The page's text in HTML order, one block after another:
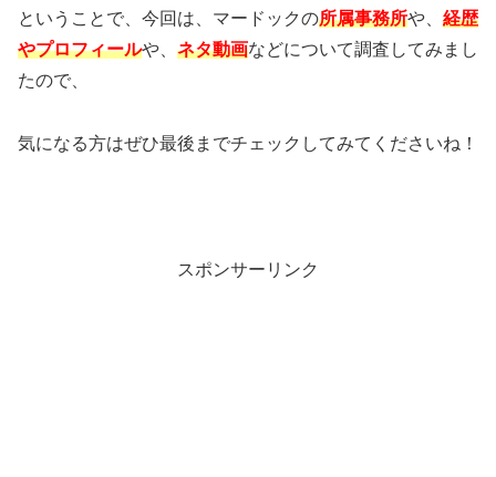
ということで、今回は、マードックの所属事務所や、 経歴
やプロフィールや、 ネタ動画などについて調査してみまし
たので、
気になる方はぜひ最後までチェックしてみてくださいね！
スポンサーリンク